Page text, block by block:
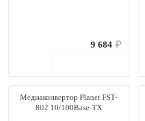
9 684 ₽
Медиаконвертор Planet FST-
802 10/100Base-TX